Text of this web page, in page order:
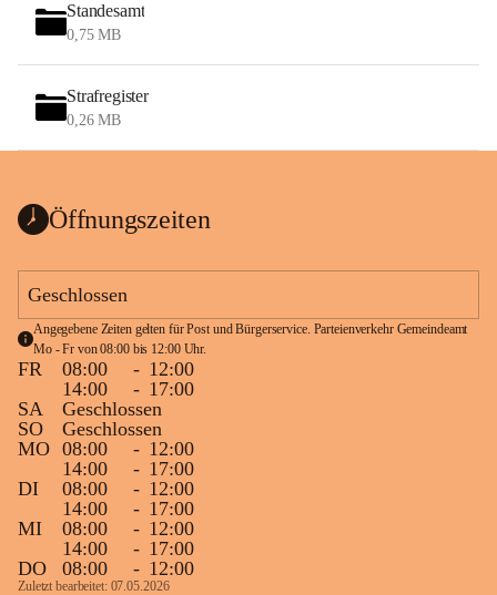
Standesamt
0,75 MB
Strafregister
0,26 MB
Öffnungszeiten
Geschlossen
Angegebene Zeiten gelten für Post und Bürgerservice. Parteienverkehr Gemeindeamt
Mo - Fr von 08:00 bis 12:00 Uhr.
FR 08:00 - 12:00
14:00
- 17:00
SA
Geschlossen
SO
Geschlossen
MO 08:00 - 12:00
14:00
- 17:00
DI
08:00 - 12:00
14:00
- 17:00
MI
08:00 - 12:00
14:00
- 17:00
DO
08:00 - 12:00
Zuletzt bearbeitet: 07.05.2026